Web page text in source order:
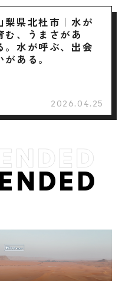
梨県北杜市｜水が
む、うまさがあ
。水が呼ぶ、出会
がある。
2026.04.25